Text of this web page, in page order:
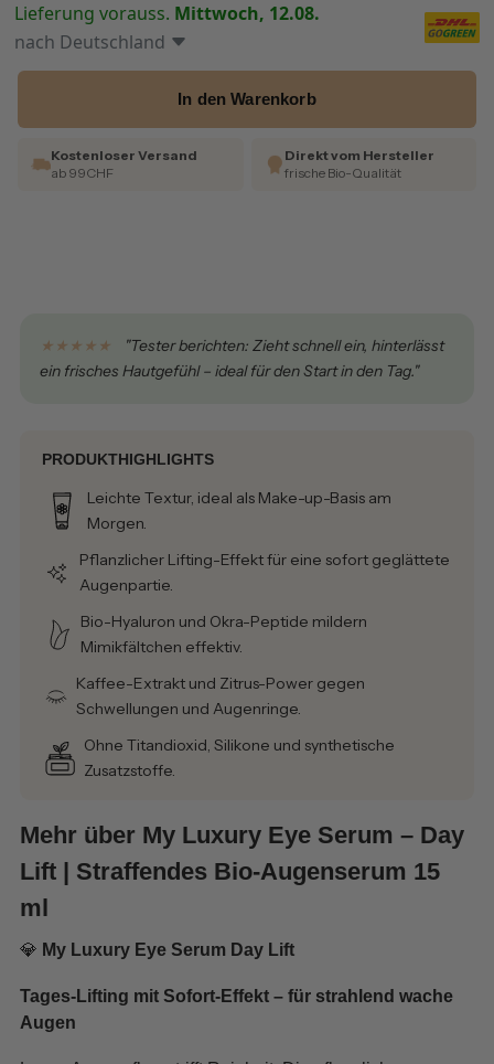
Lieferung vorauss. Mittwoch, 12.08.
nach Deutschland
In den Warenkorb
Kostenloser Versand
ab 99CHF
Direkt vom Hersteller
frische Bio-Qualität
★★★★★
"Tester berichten: Zieht schnell ein, hinterlässt
ein frisches Hautgefühl – ideal für den Start in den Tag."
PRODUKTHIGHLIGHTS
Leichte Textur, ideal als Make-up-Basis am
Morgen.
Pflanzlicher Lifting-Effekt für eine sofort geglättete
Augenpartie.
Bio-Hyaluron und Okra-Peptide mildern
Mimikfältchen effektiv.
Kaffee-Extrakt und Zitrus-Power gegen
Schwellungen und Augenringe.
Ohne Titandioxid, Silikone und synthetische
Zusatzstoffe.
Mehr über My Luxury Eye Serum – Day
Lift | Straffendes Bio-Augenserum 15
ml
💎 My Luxury Eye Serum Day Lift
Tages-Lifting mit Sofort-Effekt – für strahlend wache
Augen